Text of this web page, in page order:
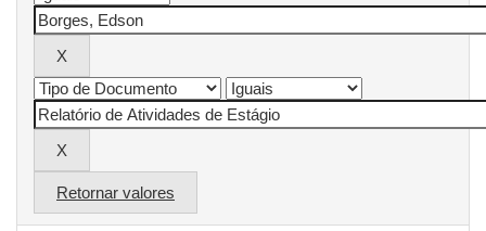
Retornar valores